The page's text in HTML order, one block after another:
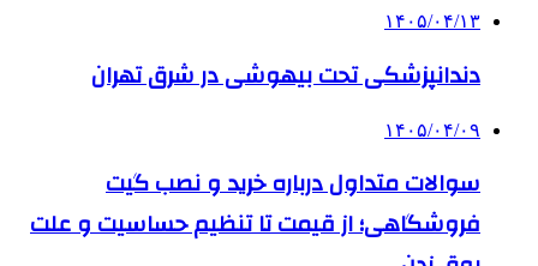
۱۴۰۵/۰۴/۱۳
دندانپزشکی تحت بیهوشی در شرق تهران
۱۴۰۵/۰۴/۰۹
سوالات متداول درباره خرید و نصب گیت
فروشگاهی؛ از قیمت تا تنظیم حساسیت و علت